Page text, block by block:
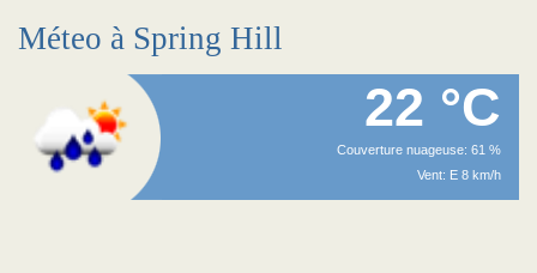
Méteo à Spring Hill
22 °C
Couverture nuageuse: 61 %
Vent: E 8 km/h